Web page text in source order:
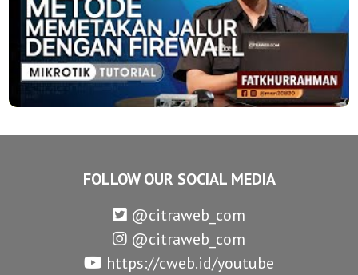
FOLLOW OUR SOCIAL MEDIA
@citraweb_com
@citraweb_com
https://cweb.id/youtube